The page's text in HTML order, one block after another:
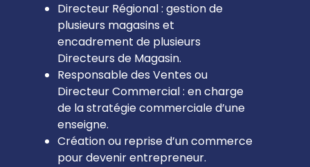
Directeur Régional : gestion de
plusieurs magasins et
encadrement de plusieurs
Directeurs de Magasin.
Responsable des Ventes ou
Directeur Commercial : en charge
de la stratégie commerciale d’une
enseigne.
Création ou reprise d’un commerce
pour devenir entrepreneur.